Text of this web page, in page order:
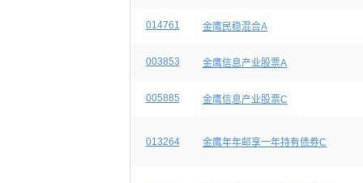
014761 金鹰民稳混合A
003853 金鹰信息产业股票A
005885 金鹰信息产业股票C
013264 金鹰年年邮享一年持有债券C